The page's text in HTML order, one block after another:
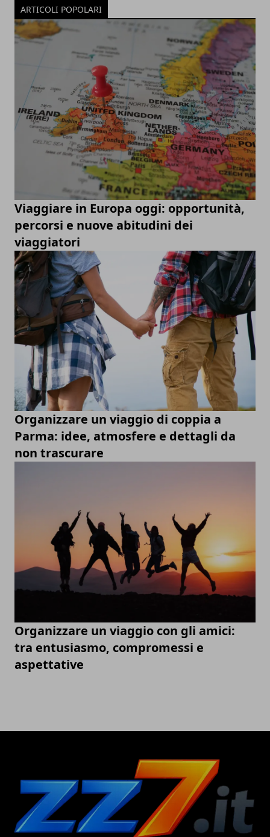
ARTICOLI POPOLARI
Viaggiare in Europa oggi: opportunità,
percorsi e nuove abitudini dei
viaggiatori
Organizzare un viaggio di coppia a
Parma: idee, atmosfere e dettagli da
non trascurare
Organizzare un viaggio con gli amici:
tra entusiasmo, compromessi e
aspettative